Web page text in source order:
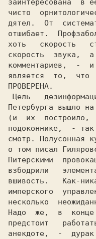
заинтересована  в
чисто
дятел.  От
отшибает.
хоть   скорость
скорость  звука,
комментариев,  -  и
является  то,  что
Петербурга вышло
(и  их  построило,
подоконнике,  - так
смотр. Полусонная
о том писал
Питерскими
взбодрили
вшивость.   Как-
имперского
несколько
Надо  же,  в  конце
анекдоте,  -